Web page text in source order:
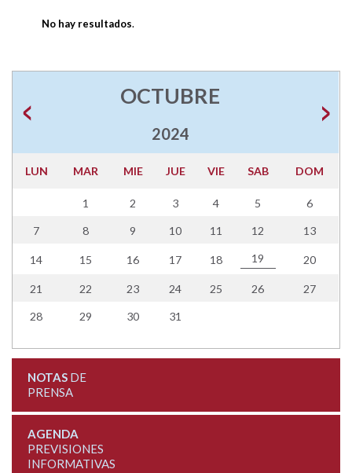
No hay resultados.
OCTUBRE
2024
LUN MAR MIE JUE VIE SAB DOM
1 2 3 4 5 6
7 8 9 10 11 12 13
14 15 16 17 18 19 20
21 22 23 24 25 26 27
28 29 30 31
NOTASDE
PRENSA
AGENDA
PREVISIONES
INFORMATIVAS